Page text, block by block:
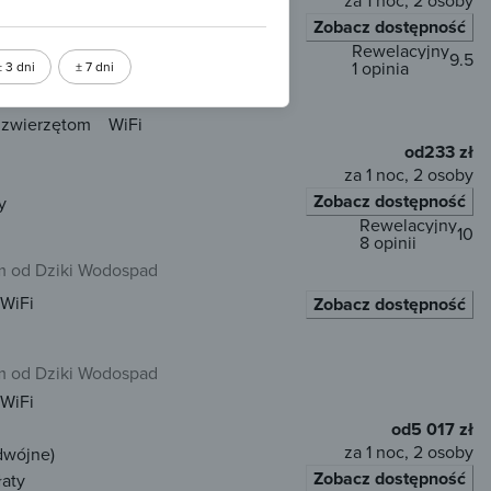
3 dni ± 7 dni
Zobacz dostępność
9.5
Rewelacyjny
1 opinia
WiFi
od233 zł
za 1 noc, 2 osoby
Zobacz dostępność
od Dziki Wodospad
10
Rewelacyjny
8 opinii
WiFi
Zobacz dostępność
od Dziki Wodospad
WiFi
od5 017 zł
za 1 noc, 2 osoby
Zobacz dostępność